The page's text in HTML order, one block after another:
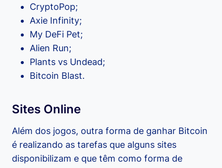
CryptoPop;
Axie Infinity;
My DeFi Pet;
Alien Run;
Plants vs Undead;
Bitcoin Blast.
Sites Online
Além dos jogos, outra forma de ganhar Bitcoin
é realizando as tarefas que alguns sites
disponibilizam e que têm como forma de